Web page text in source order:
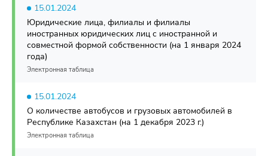
15.01.2024
Юридические лица, филиалы и филиалы
иностранных юридических лиц с иностранной и
совместной формой собственности (на 1 января 2024
года)
Электронная таблица
15.01.2024
О количестве автобусов и грузовых автомобилей в
Республике Казахстан (на 1 декабря 2023 г.)
Электронная таблица